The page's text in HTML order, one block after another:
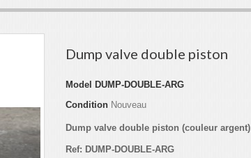
Dump valve double piston
Model
DUMP-DOUBLE-ARG
Condition Nouveau
Dump valve double piston (couleur argent)
Ref: DUMP-DOUBLE-ARG